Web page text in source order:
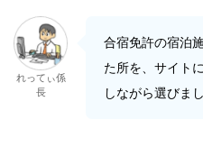
れってぃ係
長
合宿免許の宿泊
た所を、サイト
しながら選びま